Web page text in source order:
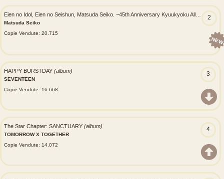
2
NEW
Matsuda Seiko
Copie Vendute: 20.715
3
HAPPY BURSTDAY (album)
SEVENTEEN
Copie Vendute: 16.668
4
The Star Chapter: SANCTUARY (album)
TOMORROW X TOGETHER
Copie Vendute: 14.072